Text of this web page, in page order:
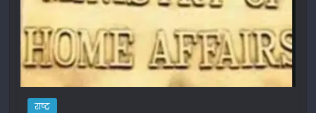
राष्ट्र